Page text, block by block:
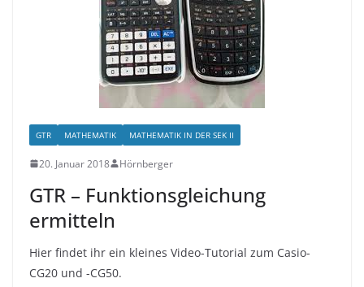
GTR MATHEMATIK MATHEMATIK IN DER SEK II
20. Januar 2018 Hörnberger
GTR – Funktionsgleichung
ermitteln
Hier findet ihr ein kleines Video-Tutorial zum Casio-
CG20 und -CG50.